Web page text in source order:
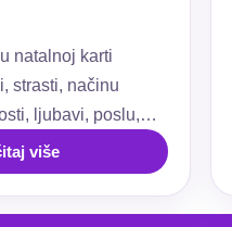
natalnoj karti
strasti, načinu
ljubavi, poslu,
više